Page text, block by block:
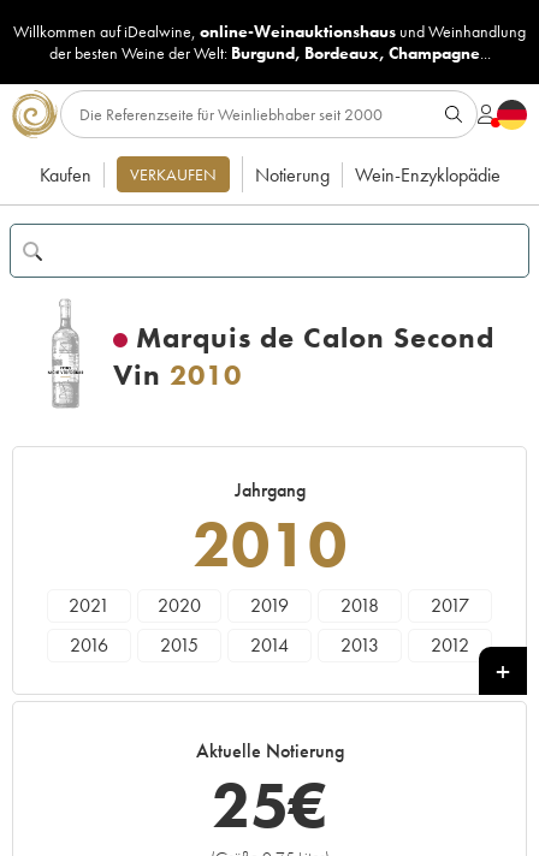
Willkommen auf iDealwine, online-Weinauktionshaus undWeinhandlung
der besten Weine der Welt: Burgund, Bordeaux, Champagne...
Kaufen VERKAUFEN Notierung Wein-Enzyklopädie
Marquis de Calon Second
Vin 2010
Jahrgang
2010
2021 2020 2019 2018
2017
2016
2015 2014 2013
2012
1990 1989
Aktuelle Notierung
25€